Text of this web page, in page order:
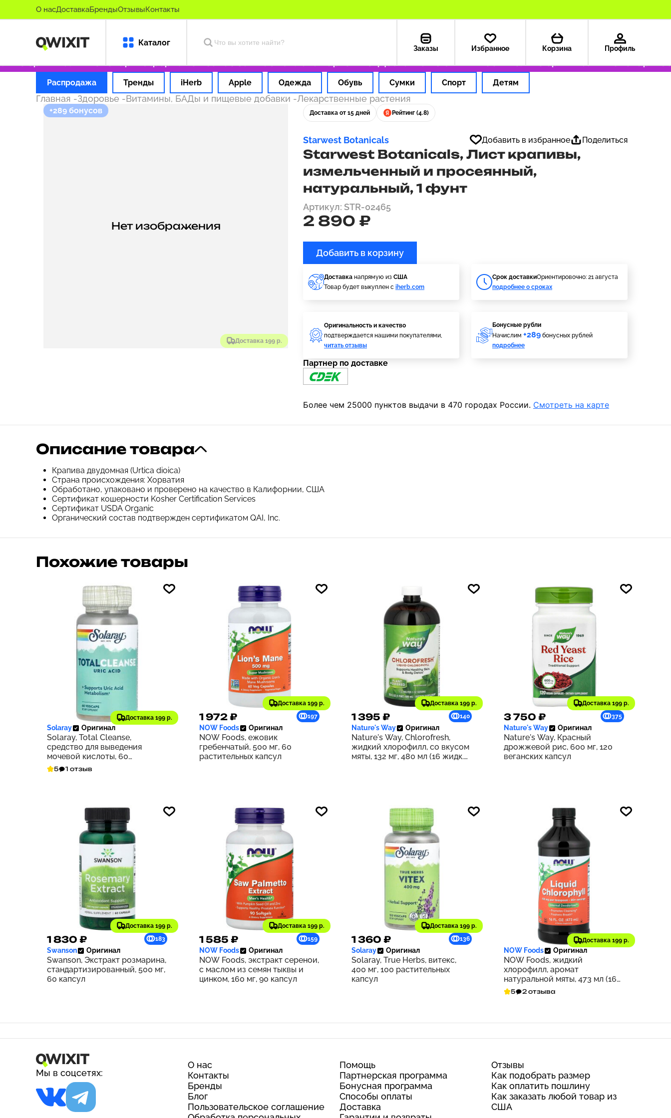
О насДоставкаБрендыОтзывыКонтакты
Каталог
Заказы Избранное Корзина Профиль
оригинальные товары Оформляем заказ за 1 час Оплата картой РФ Доставка из США — 199 ₽ Только оригинальные товары
Распродажа Тренды iHerb Apple Одежда Обувь Сумки Спорт Детям
Главная -Здоровье -Витамины, БАДы и пищевые добавки -Лекарственные растения
+289 бонусов
Доставка 199 р.
Нет изображения
Доставка от 15 дней Рейтинг (4.8)
Starwest Botanicals Добавить в избранное Поделиться
Starwest Botanicals, Лист крапивы,
измельченный и просеянный,
натуральный, 1 фунт
Артикул: STR-02465
2 890 ₽
Добавить в корзину
Доставка напрямую из США
Товар будет выкуплен с iherb.com
Cрок доставкиОриентировочно: 21 августа
подробнее о сроках
Оригинальность и качество
подтверждается нашими покупателями,
читать отзывы
Бонусные рубли
Начислим +289 бонусных рублей
подробнее
Партнер по доставке
Более чем 25000 пунктов выдачи в 470 городах России. Смотреть на карте
Описание товара
Крапива двудомная (Urtica dioica)
Страна происхождения: Хорватия
Обработано, упаковано и проверено на качество в Калифорнии, США
Сертификат кошерности Kosher Certification Services
Сертификат USDA Organic
Органический состав подтвержден сертификатом QAI, Inc.
Похожие товары
Доставка 199 р.
3 456 ₽ 346
Solaray Оригинал
Solaray, Total Cleanse,
средство для выведения
мочевой кислоты, 60
растительных капсул
5 1 отзыв
Доставка 199 р.
1 972 ₽ 197
NOW Foods Оригинал
NOW Foods, ежовик
гребенчатый, 500 мг, 60
растительных капсул
Доставка 199 р.
1 395 ₽ 140
Nature's Way Оригинал
Nature's Way, Chlorofresh,
жидкий хлорофилл, со вкусом
мяты, 132 мг, 480 мл (16 жидк.
Доставка 199 р.
3 750 ₽ 375
Nature's Way Оригинал
Nature's Way, Красный
дрожжевой рис, 600 мг, 120
веганских капсул
Доставка 199 р.
1 830 ₽ 183
Swanson Оригинал
Swanson, Экстракт розмарина,
стандартизированный, 500 мг,
60 капсул
Доставка 199 р.
1 585 ₽ 159
NOW Foods Оригинал
NOW Foods, экстракт серенои,
с маслом из семян тыквы и
цинком, 160 мг, 90 капсул
Доставка 199 р.
1 360 ₽ 136
Solaray Оригинал
Solaray, True Herbs, витекс,
400 мг, 100 растительных
капсул
Доставка 199 р.
2 138 ₽ 214
NOW Foods Оригинал
NOW Foods, жидкий
хлорофилл, аромат
натуральной мяты, 473 мл (16
жидк. унций)
5 2 отзыва
Мы в соцсетях:
О нас
Контакты
Бренды
Блог
Пользовательское соглашение
Помощь
Партнерская программа
Бонусная программа
Способы оплаты
Доставка
Отзывы
Как подобрать размер
Как оплатить пошлину
Как заказать любой товар из
США